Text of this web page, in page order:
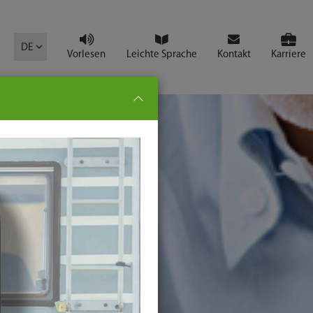
DE
Vorlesen Leichte Sprache Kontakt Karriere